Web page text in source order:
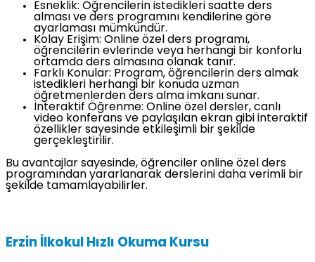
Esneklik: Öğrencilerin istedikleri saatte ders
alması ve ders programını kendilerine göre
ayarlaması mümkündür.
Kolay Erişim: Online özel ders programı,
öğrencilerin evlerinde veya herhangi bir konforlu
ortamda ders almasına olanak tanır.
Farklı Konular: Program, öğrencilerin ders almak
istedikleri herhangi bir konuda uzman
öğretmenlerden ders alma imkanı sunar.
İnteraktif Öğrenme: Online özel dersler, canlı
video konferans ve paylaşılan ekran gibi interaktif
özellikler sayesinde etkileşimli bir şekilde
gerçekleştirilir.
Bu avantajlar sayesinde, öğrenciler online özel ders
programından yararlanarak derslerini daha verimli bir
şekilde tamamlayabilirler.
Erzin İlkokul Hızlı Okuma Kursu